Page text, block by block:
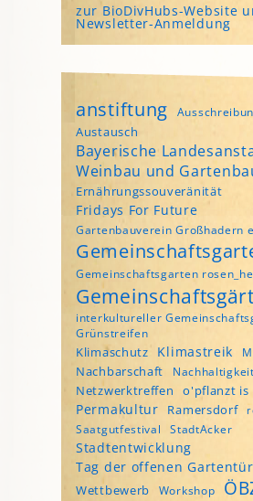
zur BioDivHubs-Website
Newsletter-Anmeldung
anstiftung
Austausch
Bayerische
Weinbau und
Ernährungssouveränität
Fridays For Future
Gartenbauverein Großhadern
Gemeinschaftsgarten
interkultureller
Grünstreifen
Klimaschutz Klimastreik
Nachbarschaft Nachhaltigkeit
Netzwerktreffen o'pflanzt is
Permakultur Ramersdorf
Saatgutfestival StadtAcker
Stadtentwicklung
Tag der offenen Gartentür
Wettbewerb Workshop